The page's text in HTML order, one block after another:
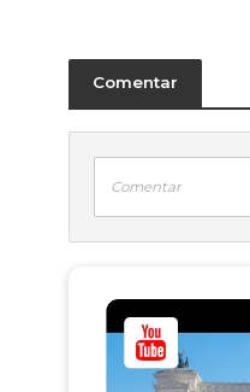
Comentar
Comentar